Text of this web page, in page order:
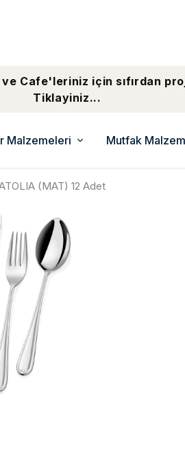
Cafe'leriniz için sıfırdan
Tiklayiniz...
Malzemeleri Mutfak
(MAT) 12 Adet